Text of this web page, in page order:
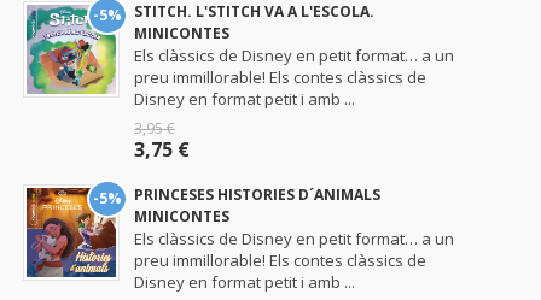
-5%
STITCH. L'STITCH VA A L'ESCOLA.
MINICONTES
Els clàssics de Disney en petit format… a un
preu immillorable! Els contes clàssics de
Disney en format petit i amb ...
3,95 €
3,75 €
-5%
PRINCESES HISTORIES D´ANIMALS
MINICONTES
Els clàssics de Disney en petit format… a un
preu immillorable! Els contes clàssics de
Disney en format petit i amb ...